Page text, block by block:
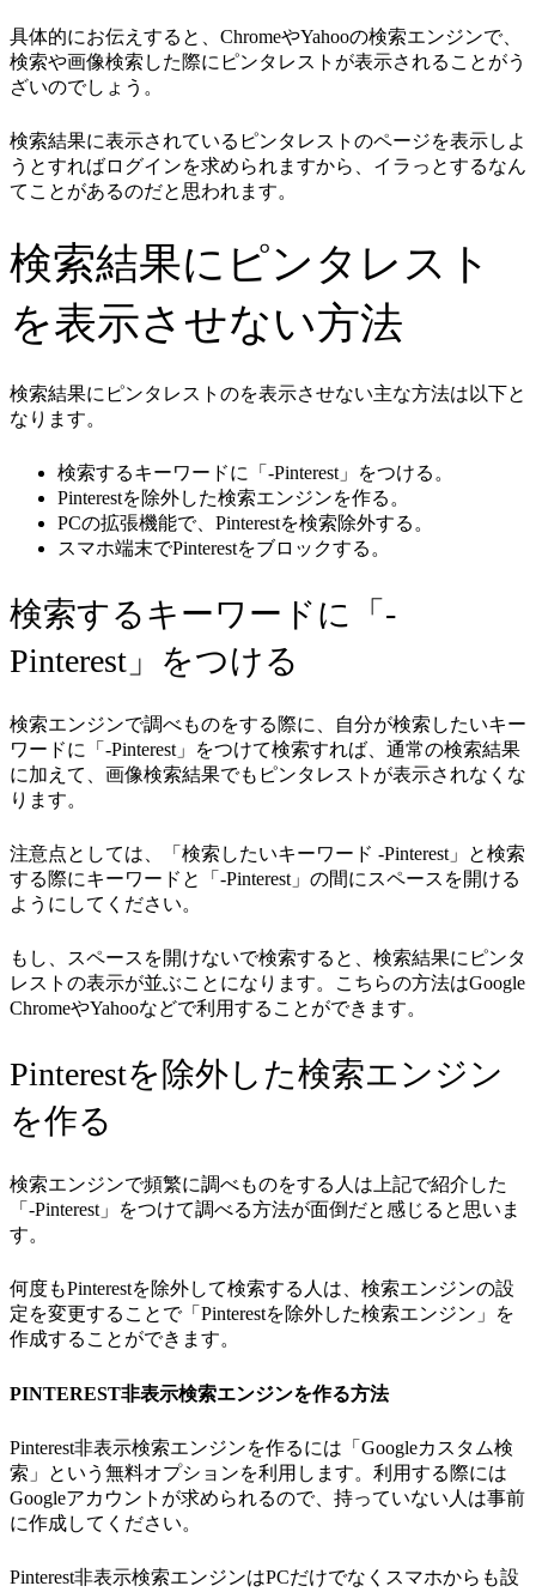
具体的にお伝えすると、ChromeやYahooの検索エンジンで、
検索や画像検索した際にピンタレストが表示されることがう
ざいのでしょう。
検索結果に表示されているピンタレストのページを表示しよ
うとすればログインを求められますから、イラっとするなん
てことがあるのだと思われます。
検索結果にピンタレスト
を表示させない方法
検索結果にピンタレストのを表示させない主な方法は以下と
なります。
検索するキーワードに「-Pinterest」をつける。
Pinterestを除外した検索エンジンを作る。
PCの拡張機能で、Pinterestを検索除外する。
スマホ端末でPinterestをブロックする。
検索するキーワードに「-
Pinterest」をつける
検索エンジンで調べものをする際に、自分が検索したいキー
ワードに「-Pinterest」をつけて検索すれば、通常の検索結果
に加えて、画像検索結果でもピンタレストが表示されなくな
ります。
注意点としては、「検索したいキーワード -Pinterest」と検索
する際にキーワードと「-Pinterest」の間にスペースを開ける
ようにしてください。
もし、スペースを開けないで検索すると、検索結果にピンタ
レストの表示が並ぶことになります。こちらの方法はGoogle
ChromeやYahooなどで利用することができます。
Pinterestを除外した検索エンジン
を作る
検索エンジンで頻繁に調べものをする人は上記で紹介した
「-Pinterest」をつけて調べる方法が面倒だと感じると思いま
す。
何度もPinterestを除外して検索する人は、検索エンジンの設
定を変更することで「Pinterestを除外した検索エンジン」を
作成することができます。
PINTEREST非表示検索エンジンを作る方法
Pinterest非表示検索エンジンを作るには「Googleカスタム検
索」という無料オプションを利用します。利用する際には
Googleアカウントが求められるので、持っていない人は事前
に作成してください。
Pinterest非表示検索エンジンはPCだけでなくスマホからも設